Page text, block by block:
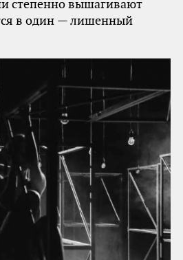
степенно вышагивают
в один — лишенный